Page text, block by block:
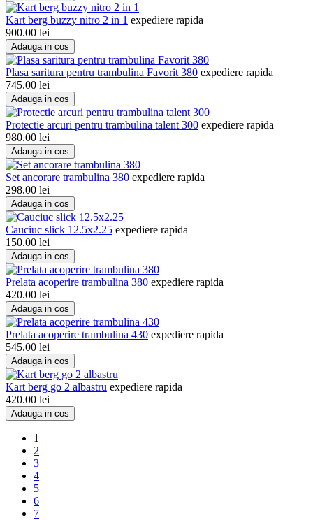
Kart berg buzzy nitro 2 in 1 expediere rapida
900.00 lei
Adauga in cos
Plasa saritura pentru trambulina Favorit 380 expediere rapida
745.00 lei
Adauga in cos
Protectie arcuri pentru trambulina talent 300 expediere rapida
980.00 lei
Adauga in cos
Set ancorare trambulina 380 expediere rapida
298.00 lei
Adauga in cos
Cauciuc slick 12.5x2.25 expediere rapida
150.00 lei
Adauga in cos
Prelata acoperire trambulina 380 expediere rapida
420.00 lei
Adauga in cos
Prelata acoperire trambulina 430 expediere rapida
545.00 lei
Adauga in cos
Kart berg go 2 albastru expediere rapida
420.00 lei
Adauga in cos
1
2
3
4
5
6
7